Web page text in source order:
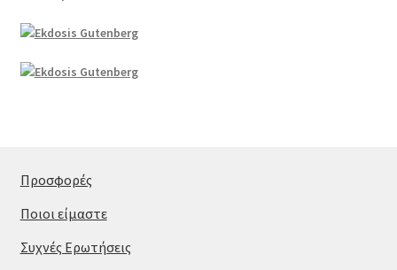
Προσφορές
Ποιοι είμαστε
Συχνές Ερωτήσεις